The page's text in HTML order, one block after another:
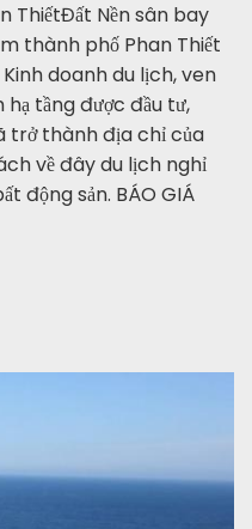
ThiếtĐất Nền sân bay
thành phố Phan Thiết
doanh du lịch, ven
tầng được đầu tư,
trở thành địa chỉ của
về đây du lịch nghỉ
động sản. BÁO GIÁ